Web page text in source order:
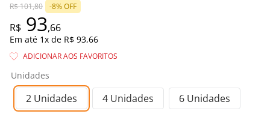
R$101,80 -8%OFF
R$ 93,66
Em até 1x de R$ 93,66
Unidades
2 Unidades 4 Unidades 6 Unidades
º
capa colchão
8º shampoo